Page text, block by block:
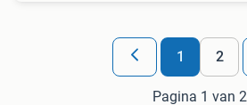
1 2
Pagina 1 van 2